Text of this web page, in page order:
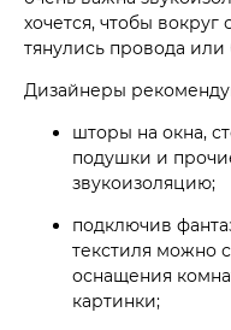
хочется, чтобы вокруг
тянулись провода
Дизайнеры
шторы на окна,
подушки и
звукоизоляцию;
подключив
текстиля можно
оснащения
картинки;